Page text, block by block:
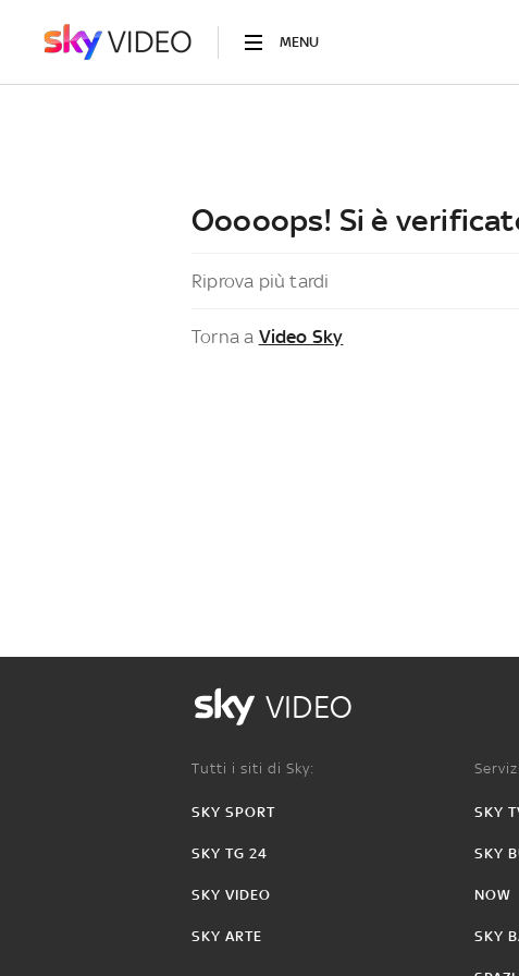
MENU
Ooooops! Si è
Riprova più tardi
Torna a Video Sky
VIDEO
Tutti i siti di Sky:
SKY SPORT
SKY TG 24
SKY VIDEO
SKY ARTE
SKY
SKY
NOW
SKY